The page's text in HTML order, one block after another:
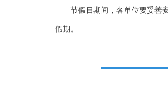
节假日期间，各单位要妥善安
假期。